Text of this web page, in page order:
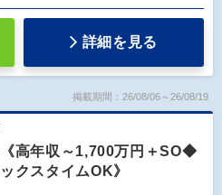
詳細を見る
掲載期間：26/08/06～26/08/19
高年収～1,700万円＋SO◆
クスタイムOK》